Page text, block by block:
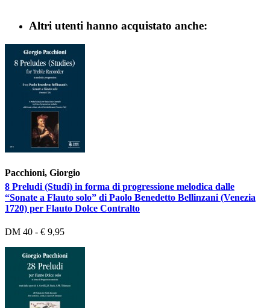
Altri utenti hanno acquistato anche:
Pacchioni, Giorgio
8 Preludi (Studi) in forma di progressione melodica dalle
“Sonate a Flauto solo” di Paolo Benedetto Bellinzani (Venezia
1720) per Flauto Dolce Contralto
DM 40 - € 9,95